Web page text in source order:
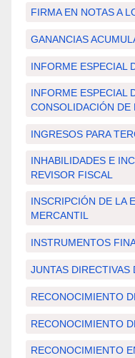
FIRMA EN NOTAS A
GANANCIAS
INFORME ESPECIAL
INFORME ESPECIAL
CONSOLIDACIÓN DE
INGRESOS PARA
INHABILIDADES E
REVISOR FISCAL
INSCRIPCIÓN DE LA
MERCANTIL
INSTRUMENTOS
JUNTAS DIRECTIVAS
RECONOCIMIENTO
RECONOCIMIENTO
RECONOCIMIENTO